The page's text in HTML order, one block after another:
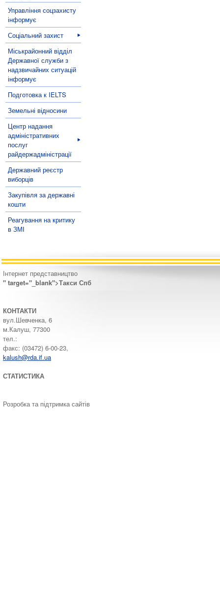
Управління соцзахисту
інформує
Соціальний захист
Міськрайонний відділ
Державної служби з
надзвичайних ситуацій
інформує
Подготовка к IELTS
Земельні відносини
Центр надання
адміністративних
послуг
райдержадміністрації
Державний реєстр
виборців
Закупівля за державні
кошти
Реагування на критику
в ЗМІ
Інтернет представництво
" target="_blank">Такси Спб
КОНТАКТИ
вул.Шевченка, 6
м.Калуш, 77300
тел.:
факс: (03472) 6-00-23,
kalush@rda.if.ua
СТАТИСТИКА
Розробка та підтримка сайтів